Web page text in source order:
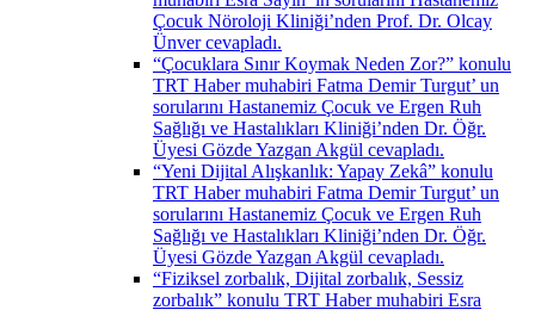
Çocuk Nöroloji Kliniği’nden Prof. Dr. Olcay
Ünver cevapladı.
“Çocuklara Sınır Koymak Neden Zor?” konulu
TRT Haber muhabiri Fatma Demir Turgut’ un
sorularını Hastanemiz Çocuk ve Ergen Ruh
Sağlığı ve Hastalıkları Kliniği’nden Dr. Öğr.
Üyesi Gözde Yazgan Akgül cevapladı.
“Yeni Dijital Alışkanlık: Yapay Zekâ” konulu
TRT Haber muhabiri Fatma Demir Turgut’ un
sorularını Hastanemiz Çocuk ve Ergen Ruh
Sağlığı ve Hastalıkları Kliniği’nden Dr. Öğr.
Üyesi Gözde Yazgan Akgül cevapladı.
“Fiziksel zorbalık, Dijital zorbalık, Sessiz
zorbalık” konulu TRT Haber muhabiri Esra